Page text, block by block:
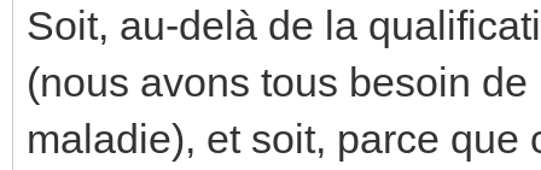
Soit, au-delà de la
(nous avons tous besoin
maladie), et soit, parce